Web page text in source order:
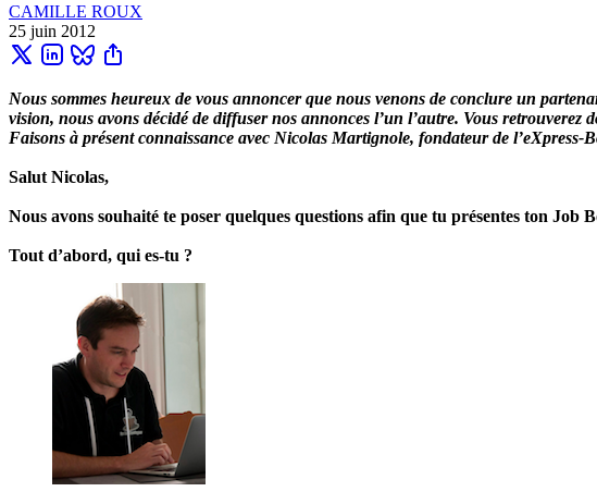
CAMILLE ROUX
25 juin 2012
Nous sommes heureux de vous annoncer que nous venons de conclure un
vision, nous avons décidé de diffuser nos annonces l’un l’autre. Vous
Faisons à présent connaissance avec Nicolas Martignole, fondateur de l’eXpress-
Salut Nicolas,
Nous avons souhaité te poser quelques questions afin que tu présentes ton
Tout d’abord, qui es-tu ?